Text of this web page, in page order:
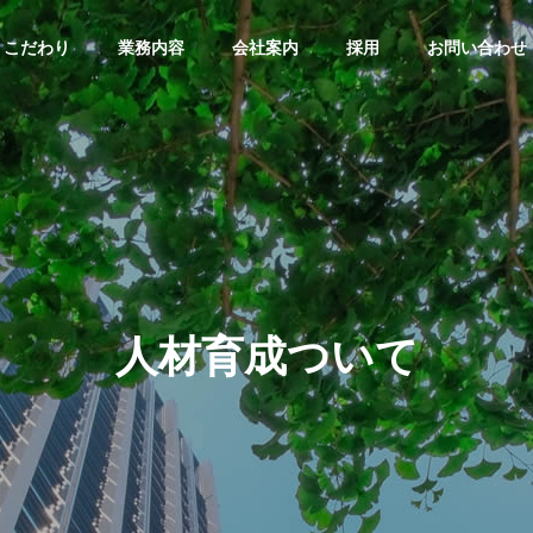
こだわり 業務内容 会社案内 採用 お問い合わせ
人材育成ついて